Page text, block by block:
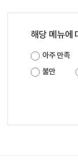
해당 메뉴에
아주 만족
불만